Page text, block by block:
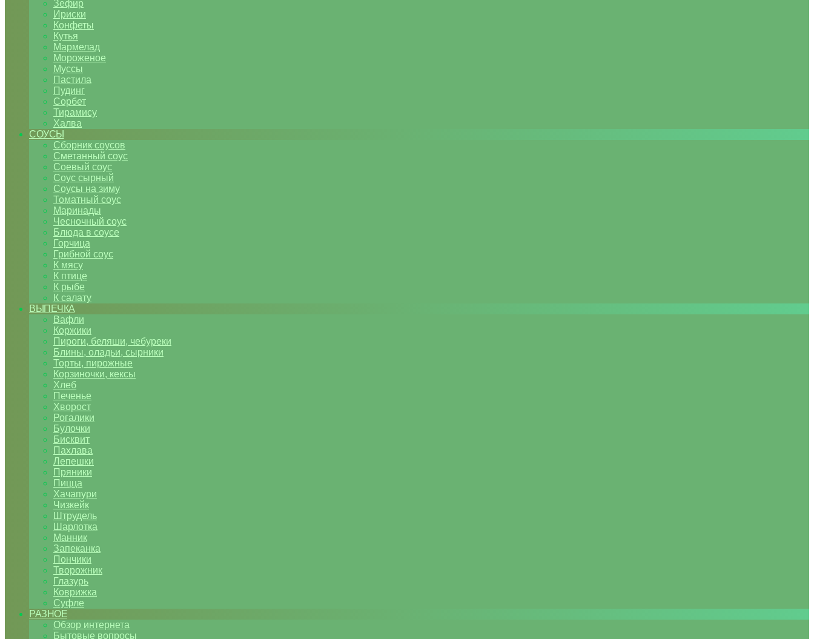
Зефир
Ириски
Конфеты
Кутья
Мармелад
Мороженое
Муссы
Пастила
Пудинг
Сорбет
Тирамису
Халва
СОУСЫ
Сборник соусов
Сметанный соус
Соевый соус
Соус сырный
Соусы на зиму
Томатный соус
Маринады
Чесночный соус
Блюда в соусе
Горчица
Грибной соус
К мясу
К птице
К рыбе
К салату
ВЫПЕЧКА
Вафли
Коржики
Пироги, беляши, чебуреки
Блины, оладьи, сырники
Торты, пирожные
Корзиночки, кексы
Хлеб
Печенье
Хворост
Рогалики
Булочки
Бисквит
Пахлава
Лепешки
Пряники
Пицца
Хачапури
Чизкейк
Штрудель
Шарлотка
Манник
Запеканка
Пончики
Творожник
Глазурь
Коврижка
Суфле
РАЗНОЕ
Обзор интернета
Бытовые вопросы